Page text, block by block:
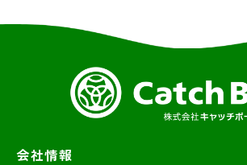
会社情報